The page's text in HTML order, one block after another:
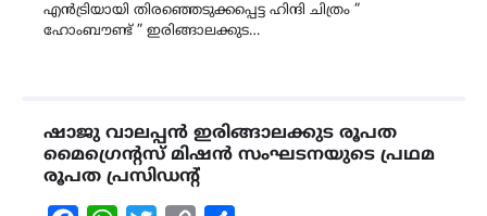
എൻട്രിയായി തിരഞ്ഞെടുക്കപ്പെട്ട ഹിന്ദി ചിത്രം ”
ഹോംബൗണ്ട് ” ഇരിങ്ങാലക്കുട…
ഷാജു വാലപ്പൻ ഇരിങ്ങാലക്കുട രൂപത
മൈഗ്രെന്റസ് മിഷൻ സംഘടനയുടെ പ്രഥമ
രൂപത പ്രസിഡന്റ്‌